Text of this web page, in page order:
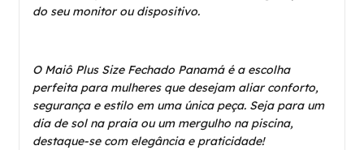
do seu monitor ou dispositivo.
O Maiô Plus Size Fechado Panamá é a escolha
perfeita para mulheres que desejam aliar conforto,
segurança e estilo em uma única peça. Seja para um
dia de sol na praia ou um mergulho na piscina,
destaque-se com elegância e praticidade!